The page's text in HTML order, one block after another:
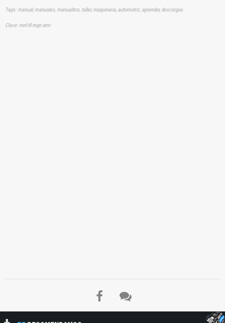
Tags: manual, manuales, manualitos, taller, maquinaria, automotriz, aprender, descargas
Clave: mnl tll mqn amr